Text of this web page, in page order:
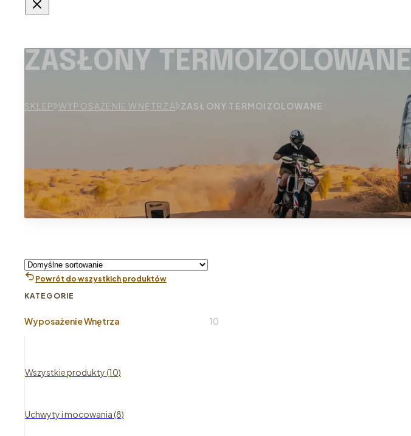
ZASŁONY TERMOIZOLOWANE
SKLEP WYPOSAŻENIE WNĘTRZA ZASŁONY TERMOIZOLOWANE
Powrót do wszystkich produktów
KATEGORIE
Wyposażenie Wnętrza 10
Wszystkie produkty (10)
Uchwyty i mocowania (8)